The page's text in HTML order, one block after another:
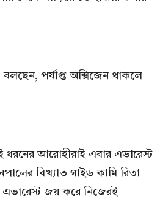
বলছেন, পর্যাপ্ত অক্সিজেন থাকলে
আরোহীরাই এবার এভারেস্ট
বিখ্যাত গাইড কামি রিতা
জয় করে নিজেরই